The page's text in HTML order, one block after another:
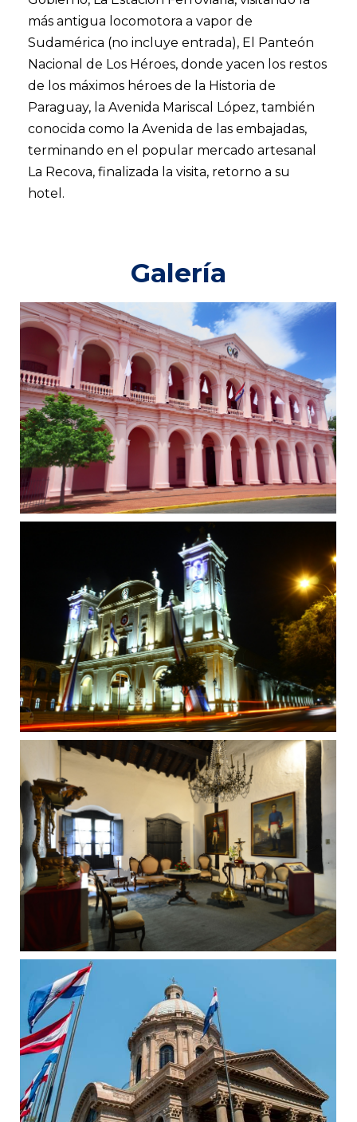
más antigua locomotora a vapor de
Sudamérica (no incluye entrada), El Panteón
Nacional de Los Héroes, donde yacen los restos
de los máximos héroes de la Historia de
Paraguay, la Avenida Mariscal López, también
conocida como la Avenida de las embajadas,
terminando en el popular mercado artesanal
La Recova, finalizada la visita, retorno a su
hotel.
Galería